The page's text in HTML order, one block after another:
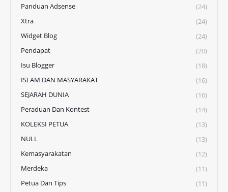
Panduan Adsense
(24)
Xtra
(24)
Widget Blog
(24)
Pendapat
(20)
Isu Blogger
(18)
ISLAM DAN MASYARAKAT
(16)
SEJARAH DUNIA
(16)
Peraduan Dan Kontest
(14)
KOLEKSI PETUA
(13)
NULL
(13)
Kemasyarakatan
(12)
Merdeka
(11)
Petua Dan Tips
(11)